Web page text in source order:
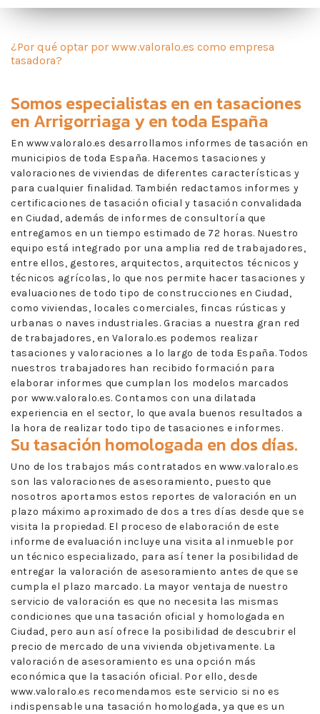
¿Por qué optar por www.valoralo.es como empresa
tasadora?
Somos especialistas en entasaciones
en Arrigorriaga y en toda España
En www.valoralo.es desarrollamos informes de tasación en
municipios de toda España. Hacemos tasaciones y
valoraciones de viviendas de diferentes características y
para cualquier finalidad. También redactamos informes y
certificaciones de tasación oficial y tasación convalidada
en Ciudad, además de informes de consultoría que
entregamos en un tiempo estimado de 72 horas. Nuestro
equipo está integrado por una amplia red de trabajadores,
entre ellos, gestores, arquitectos, arquitectos técnicos y
técnicos agrícolas, lo que nos permite hacer tasaciones y
evaluaciones de todo tipo de construcciones en Ciudad,
como viviendas, locales comerciales, fincas rústicas y
urbanas o naves industriales. Gracias a nuestra gran red
de trabajadores, en Valoralo.es podemos realizar
tasaciones y valoraciones a lo largo de toda España. Todos
nuestros trabajadores han recibido formación para
elaborar informes que cumplan los modelos marcados
por www.valoralo.es. Contamos con una dilatada
experiencia en el sector, lo que avala buenos resultados a
la hora de realizar todo tipo de tasaciones e informes.
Su tasación homologada en dos días.
Uno de los trabajos más contratados en www.valoralo.es
son las valoraciones de asesoramiento, puesto que
nosotros aportamos estos reportes de valoración en un
plazo máximo aproximado de dos a tres días desde que se
visita la propiedad. El proceso de elaboración de este
informe de evaluación incluye una visita al inmueble por
un técnico especializado, para así tener la posibilidad de
entregar la valoración de asesoramiento antes de que se
cumpla el plazo marcado. La mayor ventaja de nuestro
servicio de valoración es que no necesita las mismas
condiciones que una tasación oficial y homologada en
Ciudad, pero aun así ofrece la posibilidad de descubrir el
precio de mercado de una vivienda objetivamente. La
valoración de asesoramiento es una opción más
económica que la tasación oficial. Por ello, desde
www.valoralo.es recomendamos este servicio si no es
indispensable una tasación homologada, ya que es un